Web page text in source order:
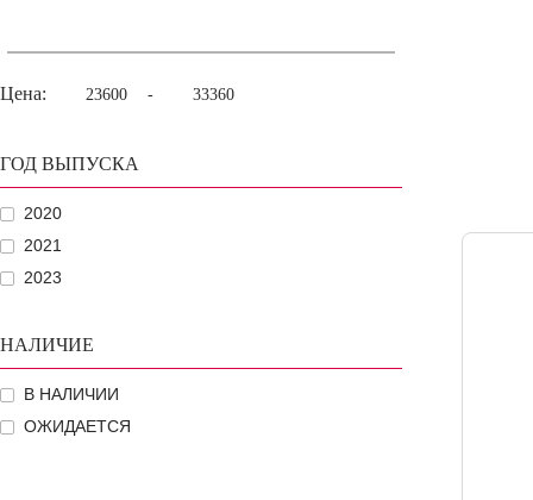
Цена: -
ГОД ВЫПУСКА
2020
2021
2023
НАЛИЧИЕ
В НАЛИЧИИ
ОЖИДАЕТСЯ